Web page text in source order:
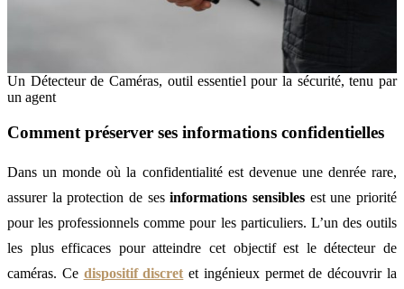
Un Détecteur de Caméras, outil essentiel pour la sécurité, tenu par
un agent
Comment préserver ses informations confidentielles
Dans un monde où la confidentialité est devenue une denrée rare,
assurer la protection de sesinformations sensibles est une priorité
pour les professionnels comme pour les particuliers. L’un des outils
les plus efficaces pour atteindre cet objectif est le détecteur de
caméras. Ce dispositif discret et ingénieux permet de découvrir la